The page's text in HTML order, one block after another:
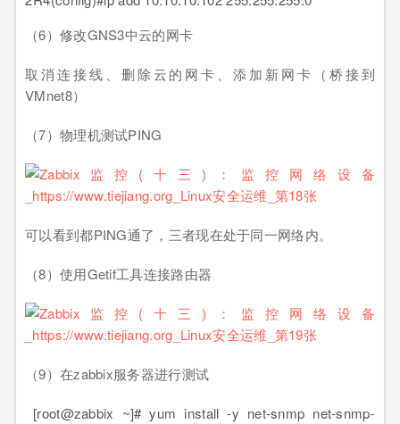
（6）修改GNS3中云的网卡
取消连接线、删除云的网卡、添加新网卡（桥接到
VMnet8）
（7）物理机测试PING
可以看到都PING通了，三者现在处于同一网络内。
（8）使用Getif工具连接路由器
（9）在zabbix服务器进行测试
[root@zabbix ~]# yum install -y net-snmp net-snmp-